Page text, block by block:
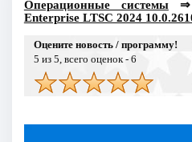
Операционные системы
Enterprise LTSC 2024
Оцените новость / программу!
5 из 5, всего оценок - 6